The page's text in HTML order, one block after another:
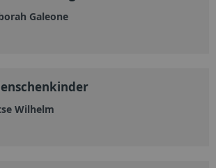
Galeone
Wilhelm